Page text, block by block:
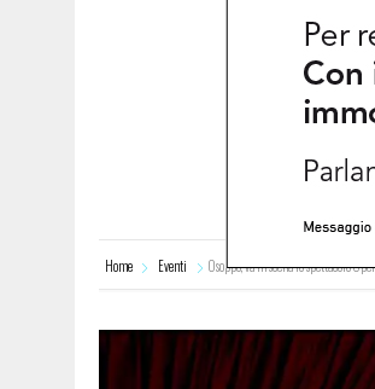
INCENDIO TRA
LE PREVISIONI
Home Eventi Osoppo, va in scena lo spettacolo